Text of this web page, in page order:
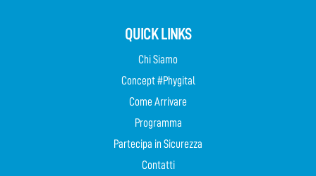
QUICK LINKS
Chi Siamo
Concept #Phygital
Come Arrivare
Programma
Partecipa in Sicurezza
Contatti